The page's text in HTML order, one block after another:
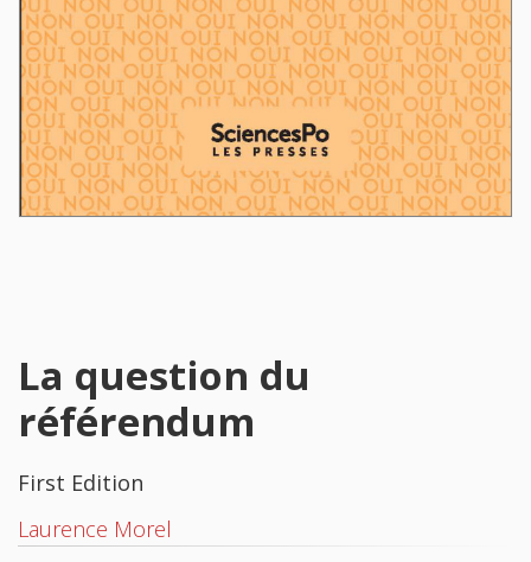
La question du
référendum
First Edition
Laurence Morel